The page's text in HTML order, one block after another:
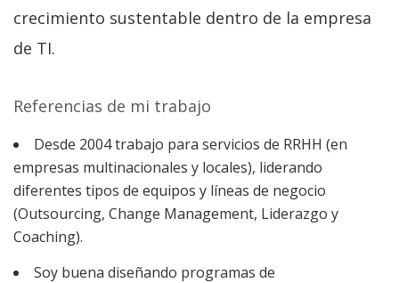
crecimiento sustentable dentro de la empresa
de TI.
Referencias de mi trabajo
Desde 2004 trabajo para servicios de RRHH (en
empresas multinacionales y locales), liderando
diferentes tipos de equipos y líneas de negocio
(Outsourcing, Change Management, Liderazgo y
Coaching).
Soy buena diseñando programas de